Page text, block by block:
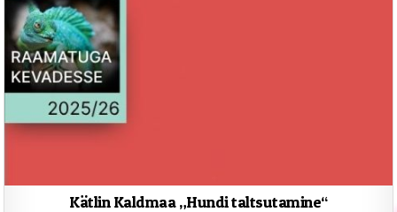
Kätlin Kaldmaa „Hundi taltsutamine“